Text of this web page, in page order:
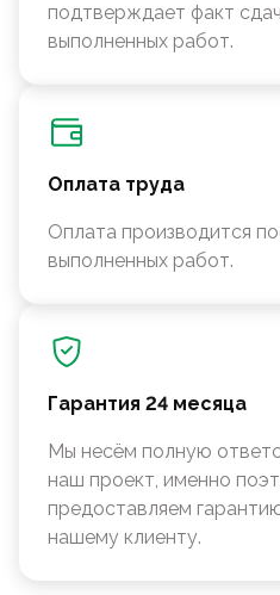
подтверждает факт
выполненных работ.
Оплата труда
Оплата производится
выполненных работ.
Гарантия 24 месяца
Мы несём полную
наш проект, именно
предоставляем
нашему клиенту.